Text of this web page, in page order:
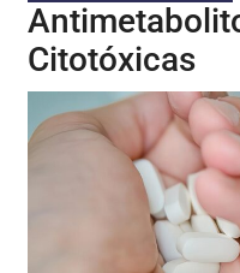
Citotóxicas